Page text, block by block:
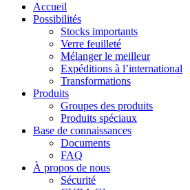
Accueil
Possibilités
Stocks importants
Verre feuilleté
Mélanger le meilleur
Expéditions à l’international
Transformations
Produits
Groupes des produits
Produits spéciaux
Base de connaissances
Documents
FAQ
À propos de nous
Sécurité